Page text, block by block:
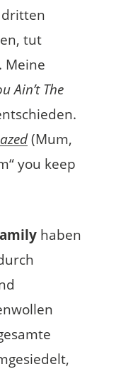
dritten
tut
Meine
Ain’t The
(Mum,
you keep
haben